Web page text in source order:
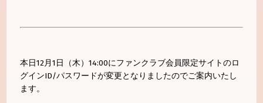
本日12月1日（木）14:00にファンクラブ会員限定サイトのロ
グインID/パスワードが変更となりましたのでご案内いたし
ます。